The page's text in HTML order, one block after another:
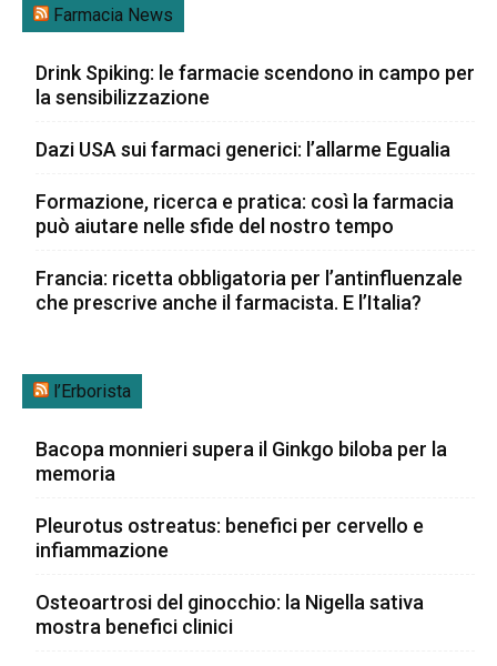
Farmacia News
Drink Spiking: le farmacie scendono in campo per
la sensibilizzazione
Dazi USA sui farmaci generici: l’allarme Egualia
Formazione, ricerca e pratica: così la farmacia
può aiutare nelle sfide del nostro tempo
Francia: ricetta obbligatoria per l’antinfluenzale
che prescrive anche il farmacista. E l’Italia?
l’Erborista
Bacopa monnieri supera il Ginkgo biloba per la
memoria
Pleurotus ostreatus: benefici per cervello e
infiammazione
Osteoartrosi del ginocchio: la Nigella sativa
mostra benefici clinici